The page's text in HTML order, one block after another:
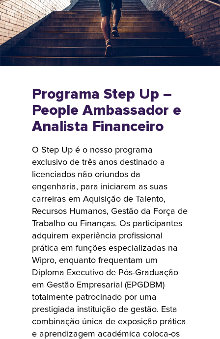
recrutamento
STAR foi
concebido para
acelerar a
progressão de
provenientes
dos treze
principais
técnicos da
Índia rumo ao
sucesso. Os
participantes
têm acesso
antecipado a
projetos globais
com clientes, o
que lhes
proporciona
uma exposição
precoce a
tecnologias de
ponta, bem
como
Programa Step Up –
People Ambassador e
Analista Financeiro
O Step Up é o nosso programa
exclusivo de três anos destinado a
licenciados não oriundos da
engenharia, para iniciarem as suas
carreiras em Aquisição de Talento,
Recursos Humanos, Gestão da Força de
Trabalho ou Finanças. Os participantes
adquirem experiência profissional
prática em funções especializadas na
Wipro, enquanto frequentam um
Diploma Executivo de Pós-Graduação
em Gestão Empresarial (EPGDBM)
totalmente patrocinado por uma
prestigiada instituição de gestão. Esta
combinação única de exposição prática
e aprendizagem académica coloca-os